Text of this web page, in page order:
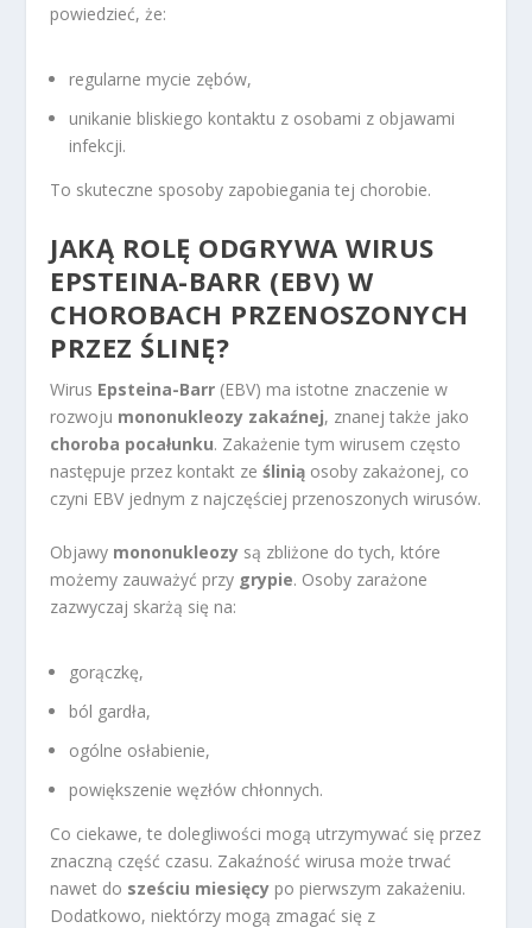
powiedzieć, że:
regularne mycie zębów,
unikanie bliskiego kontaktu z osobami z objawami
infekcji.
To skuteczne sposoby zapobiegania tej chorobie.
JAKĄ ROLĘ ODGRYWA WIRUS
EPSTEINA-BARR (EBV) W
CHOROBACH PRZENOSZONYCH
PRZEZ ŚLINĘ?
Wirus Epsteina-Barr (EBV) ma istotne znaczenie w
rozwoju mononukleozy zakaźnej, znanej także jako
choroba pocałunku. Zakażenie tym wirusem często
następuje przez kontakt ześlinią osoby zakażonej, co
czyni EBV jednym z najczęściej przenoszonych wirusów.
Objawy mononukleozy są zbliżone do tych, które
możemy zauważyć przy grypie. Osoby zarażone
zazwyczaj skarżą się na:
gorączkę,
ból gardła,
ogólne osłabienie,
powiększenie węzłów chłonnych.
Co ciekawe, te dolegliwości mogą utrzymywać się przez
znaczną część czasu. Zakaźność wirusa może trwać
nawet do sześciu miesięcy po pierwszym zakażeniu.
Dodatkowo, niektórzy mogą zmagać się z